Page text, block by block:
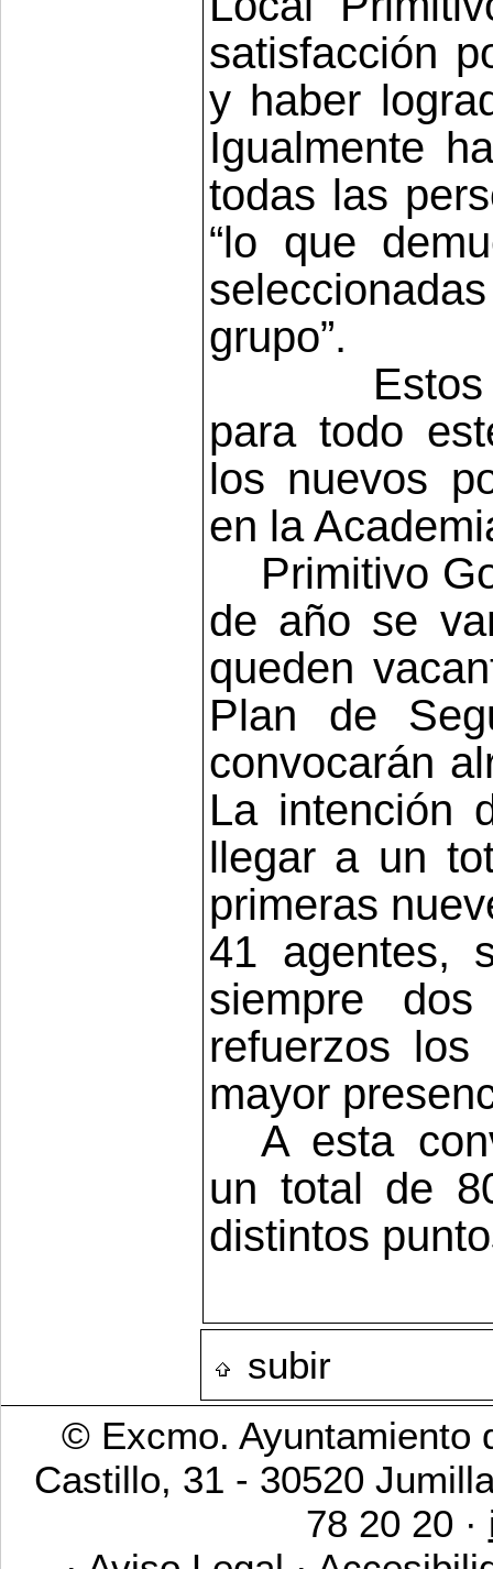
satisfacción
y haber
Igualmente
todas las
“lo que
grupo”.
para todo
los nuevos
en la
Primitivo
de año se
queden
Plan de
convocarán
La intención
llegar a un
primeras
41 agentes,
siempre
refuerzos
mayor
A esta
un total de
distintos
subir
© Excmo. Ayuntamiento
Castillo, 31 - 30520
78 20 20 ·